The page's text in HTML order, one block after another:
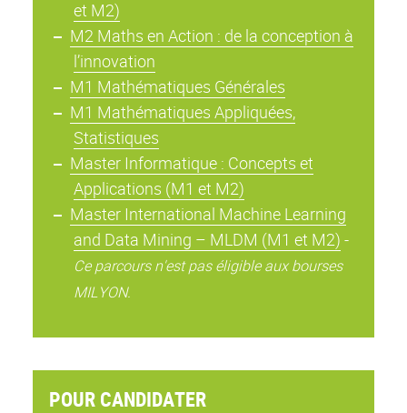
et M2)
M2 Maths en Action : de la conception à
l’innovation
M1 Mathématiques Générales
M1 Mathématiques Appliquées,
Statistiques
Master Informatique : Concepts et
Applications (M1 et M2)
Master International Machine Learning
and Data Mining – MLDM (M1 et M2) -
Ce parcours n'est pas éligible aux bourses
MILYON.
POUR CANDIDATER